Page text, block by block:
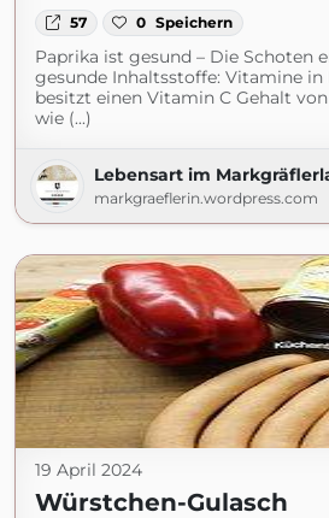
57 0 Speichern
Paprika ist gesund – Die Schoten
gesunde Inhaltsstoffe: Vitamine in
besitzt einen Vitamin C Gehalt
wie (...)
Lebensart im
markgraeflerin.wordpress.com
19 April 2024
Würstchen-Gulasch